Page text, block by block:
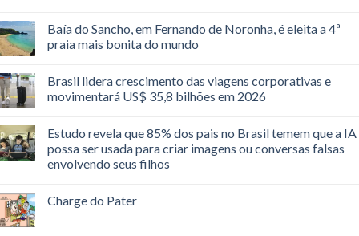
Baía do Sancho, em Fernando de Noronha, é eleita a 4ª
praia mais bonita do mundo
Brasil lidera crescimento das viagens corporativas e
movimentará US$ 35,8 bilhões em 2026
Estudo revela que 85% dos pais no Brasil temem que a IA
possa ser usada para criar imagens ou conversas falsas
envolvendo seus filhos
Charge do Pater